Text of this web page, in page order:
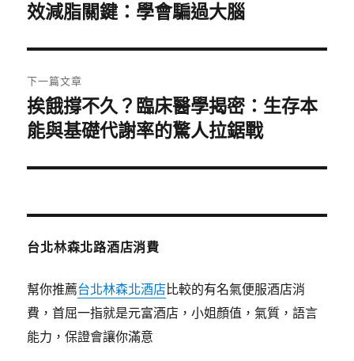
導
覽
一
文
章:
效減脂關鍵：學會騙過大腦
下一篇文章
下
一
文
挨餓撐不久？臨床醫學揭密：生存本
能與基礎代謝率的驚人拉鋸戰
台北林森北路酒店消費
幫你推薦台北林森北酒店比較的有名氣便服酒店消
費，首屈一指就是元富酒店，小姐顏值，氣質，語言
能力，保證會讓你滿意